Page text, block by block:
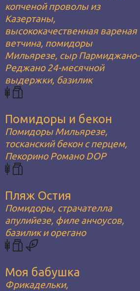
копченой проволы из
Казертаны,
высококачественная вареная
ветчина, помидоры
Мильярезе, сыр Пармиджано-
Реджано 24-месячной
выдержки, базилик
Помидоры и бекон
Помидоры Мильярезе,
тосканский бекон с перцем,
Пекорино Романо DOP
Пляж Остия
Помидоры, страчателла
апулийезе, филе анчоусов,
базилик и орегано
Моя бабушка
Фрикадельки,